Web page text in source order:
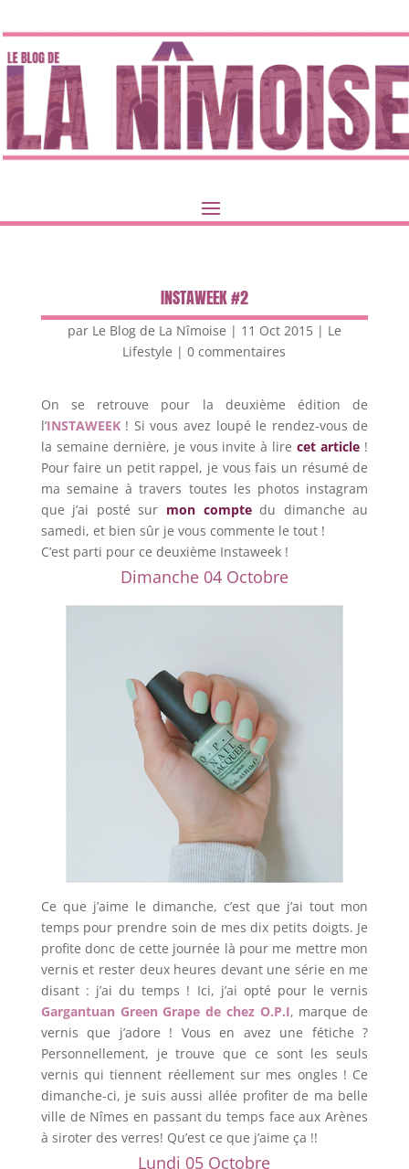
INSTAWEEK #2
par Le Blog de La Nîmoise | 11 Oct 2015| Le
Lifestyle |0 commentaires
On se retrouve pour la deuxième édition de
l’INSTAWEEK! Si vous avez loupé le rendez-vous de
la semaine dernière, je vous invite à lirecet article !
Pour faire un petit rappel, je vous fais un résumé de
ma semaine à travers toutes les photos instagram
que j’ai posté sur mon comptedu dimanche au
samedi, et bien sûr je vous commente le tout !
C’est parti pour ce deuxième Instaweek !
Dimanche 04 Octobre
Ce que j’aime le dimanche, c’est que j’ai tout mon
temps pour prendre soin de mes dix petits doigts. Je
profite donc de cette journée là pour me mettre mon
vernis et rester deux heures devant une série en me
disant : j’ai du temps ! Ici, j’ai opté pour le vernis
Gargantuan Green Grape de chez O.P.I, marque de
vernis que j’adore ! Vous en avez une fétiche ?
Personnellement, je trouve que ce sont les seuls
vernis qui tiennent réellement sur mes ongles ! Ce
dimanche-ci, je suis aussi allée profiter de ma belle
ville de Nîmes en passant du temps face aux Arènes
à siroter des verres! Qu’est ce que j’aime ça !!
Lundi 05 Octobre